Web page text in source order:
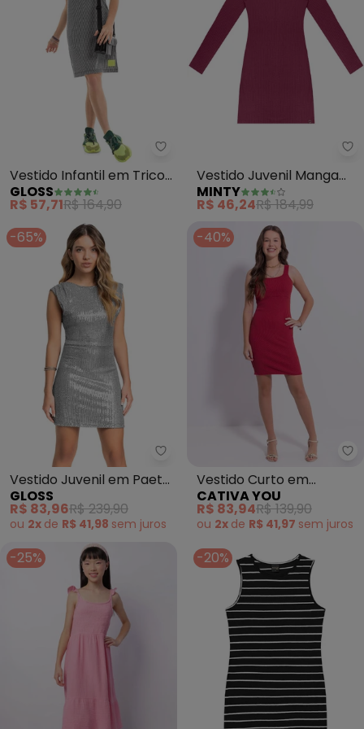
Gloss - Vestido Infantil em
Vestido Infantil em Tricot
(Preto)
GLOSS
R$ 57,71R$ 164,90
Vestido Juvenil Manga
Longa em Ribana
(Vermelho)
MINTY
R$ 46,24R$ 184,99
-65%
Vestido Juvenil em Paetê
Brilhante (Cinza)
GLOSS
R$ 83,96R$ 239,90
ou 2x de R$ 41,98 sem juros
-40%
Vestido Curto em
Canelado (Vermelho)
CATIVA YOU
R$ 83,94R$ 139,90
ou 2x de R$ 41,97 sem juros
-25% -20%